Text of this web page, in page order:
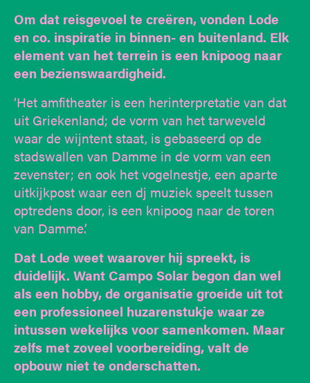
Om dat reisgevoel te creëren, vonden Lode
en co. inspiratie in binnen- en buitenland. Elk
element van het terrein is een knipoog naar
een bezienswaardigheid.
‘Het amfitheater is een herinterpretatie van dat
uit Griekenland; de vorm van het tarweveld
waar de wijntent staat, is gebaseerd op de
stadswallen van Damme in de vorm van een
zevenster; en ook het vogelnestje, een aparte
uitkijkpost waar een dj muziek speelt tussen
optredens door, is een knipoog naar de toren
van Damme.’
Dat Lode weet waarover hij spreekt, is
duidelijk. Want Campo Solar begon dan wel
als een hobby, de organisatie groeide uit tot
een professioneel huzarenstukje waar ze
intussen wekelijks voor samenkomen. Maar
zelfs met zoveel voorbereiding, valt de
opbouw niet te onderschatten.